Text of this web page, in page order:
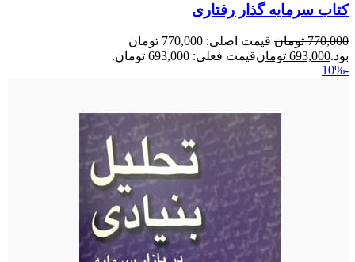
کتاب سرمایه گذار رفتاری
770,000 تومان
قیمت اصلی: 770,000 تومان
بود.693,000 تومانقیمت فعلی: 693,000 تومان.
-10%